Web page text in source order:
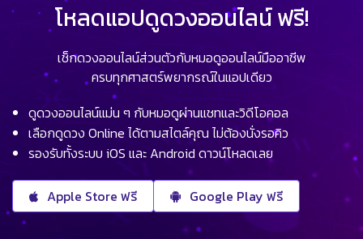
โหลดแอปดูดวงออนไลน์ ฟรี!
เช็กดวงออนไลน์ส่วนตัวกับหมอดูออนไลน์มืออาชีพ
ครบทุกศาสตร์พยากรณ์ในแอปเดียว
ดูดวงออนไลน์แม่น ๆ กับหมอดูผ่านแชทและวิดีโอคอล
เลือกดูดวง Online ได้ตามสไตล์คุณ ไม่ต้องนั่งรอคิว
รองรับทั้งระบบ iOS และ Android ดาวน์โหลดเลย
Apple Store ฟรี Google Play ฟรี